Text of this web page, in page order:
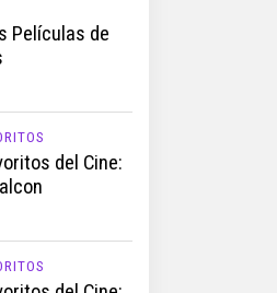
Películas de
del Cine: